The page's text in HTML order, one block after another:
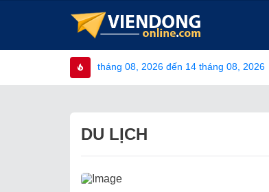
tháng 08, 2026 đến 14 tháng 08, 2026 • Bi kịch
DU LỊCH